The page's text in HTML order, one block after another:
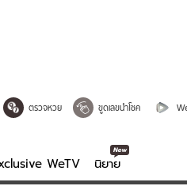
ตรวจหวย ขูดเลขนำโชค
WeTV นิยาย